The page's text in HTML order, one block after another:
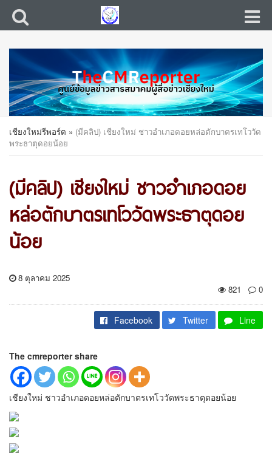
เชียงใหม่รีพอร์ต » (มีคลิป) เชียงใหม่ ชาวอำเภอดอยหล่อตักบาตรเทโววัด
พระธาตุดอยน้อย
(มีคลิป) เชียงใหม่ ชาวอำเภอดอย
หล่อตักบาตรเทโววัดพระธาตุดอย
น้อย
8 ตุลาคม 2025
821
0
Facebook Twitter Line
The cmreporter share
เชียงใหม่ ชาวอำเภอดอยหล่อตักบาตรเทโววัดพระธาตุดอยน้อย